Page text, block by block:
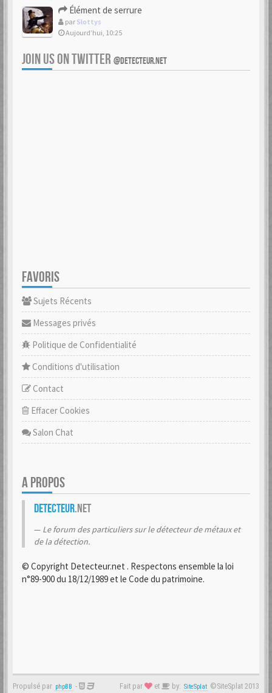
Élément de serrure
par Slottys
Aujourd’hui, 10:25
JOIN US ON TWITTER @DETECTEUR.NET
FAVORIS
Sujets Récents
Messages privés
Politique de Confidentialité
Conditions d'utilisation
Contact
Effacer Cookies
Salon Chat
A PROPOS
Detecteur.net
Le forum des particuliers sur le détecteur de métaux et
de la détection.
© Copyright Detecteur.net . Respectons ensemble la loi
n°89-900 du 18/12/1989 et le Code du patrimoine.
Propulsé par phpBB - Fait par et by: SiteSplat ©SiteSplat 2013